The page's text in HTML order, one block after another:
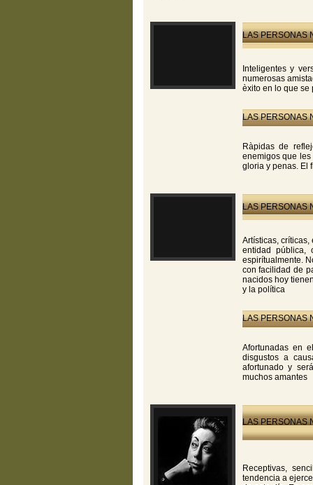
LAS PERSONAS
Inteligentes y
numerosas
èxito en lo que se
LAS PERSONAS
Ràpidas de
enemigos que
gloria y penas. El
LAS PERSONAS
Artísticas,
entidad pública,
espirítualmente.
con facilidad de
nacidos hoy
y la política
LAS PERSONAS
Afortunadas en
disgustos a
afortunado y
muchos amantes
LAS PERSONAS
Receptivas,
tendencia a